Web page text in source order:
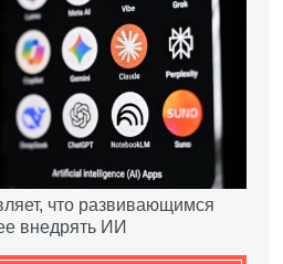
что развивающимся
внедрять ИИ